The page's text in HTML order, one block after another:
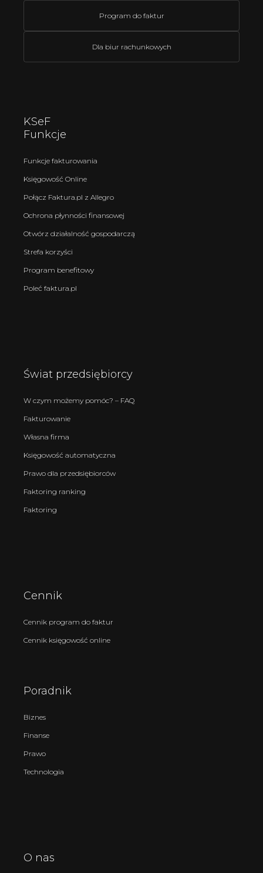
Program do faktur
Dla biur rachunkowych
KSeF
Funkcje
Funkcje fakturowania
Księgowość Online
Połącz Faktura.pl z Allegro
Ochrona płynności finansowej
Otwórz działalność gospodarczą
Strefa korzyści
Program benefitowy
Poleć faktura.pl
Świat przedsiębiorcy
W czym możemy pomóc? – FAQ
Fakturowanie
Własna firma
Księgowość automatyczna
Prawo dla przedsiębiorców
Faktoring ranking
Faktoring
Cennik
Cennik program do faktur
Cennik księgowość online
Poradnik
Biznes
Finanse
Prawo
Technologia
O nas